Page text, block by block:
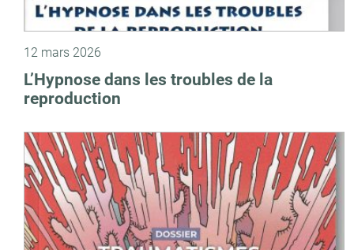
12 mars 2026
L’Hypnose dans les troubles de la
reproduction